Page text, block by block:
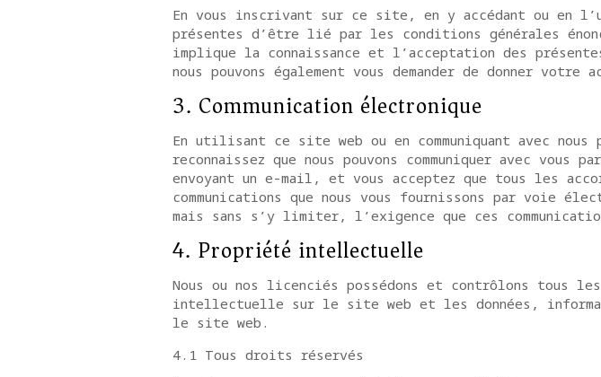
En vous inscrivant sur ce site, en y accédant ou en
présentes d’être lié par les conditions générales
implique la connaissance et l’acceptation des
nous pouvons également vous demander de donner
3. Communication électronique
En utilisant ce site web ou en communiquant avec
reconnaissez que nous pouvons communiquer avec
envoyant un e-mail, et vous acceptez que tous les
communications que nous vous fournissons par voie
mais sans s’y limiter, l’exigence que ces
4. Propriété intellectuelle
Nous ou nos licenciés possédons et contrôlons tous
intellectuelle sur le site web et les données,
le site web.
4.1 Tous droits réservés